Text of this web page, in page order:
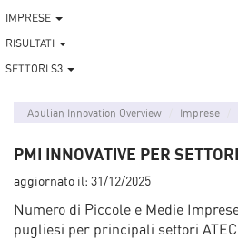
IMPRESE
RISULTATI
SETTORI S3
Apulian Innovation Overview Imprese
PMI INNOVATIVE PER
aggiornato il: 31/12/2025
Numero di Piccole e Medie
pugliesi per principali settori